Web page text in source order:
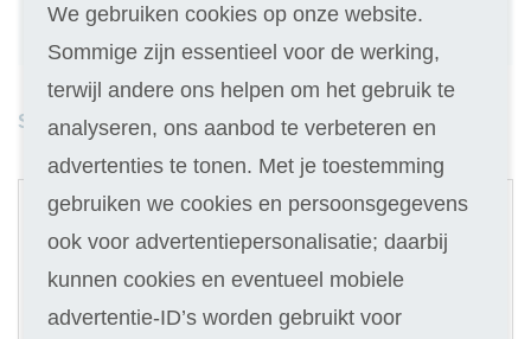
Geld terug als je niet slaagt
Studieduur: 4 maanden
Digitale cursus
179
1
We gebruiken cookies op onze website.
Sommige zijn essentieel voor de werking,
terwijl andere ons helpen om het gebruik te
analyseren, ons aanbod te verbeteren en
advertenties te tonen. Met je toestemming
gebruiken we cookies en persoonsgegevens
ook voor advertentiepersonalisatie; daarbij
kunnen cookies en eventueel mobiele
advertentie-ID’s worden gebruikt voor